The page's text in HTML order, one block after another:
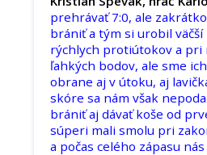
prehrávať 7:0, ale
brániť a tým si urobil
rýchlych protiútokov a pri
ľahkých bodov, ale sme
obrane aj v útoku, aj
skóre sa nám však
brániť aj dávať koše od
súperi mali smolu pri
a počas celého zápasu